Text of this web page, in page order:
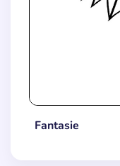
Fantasie